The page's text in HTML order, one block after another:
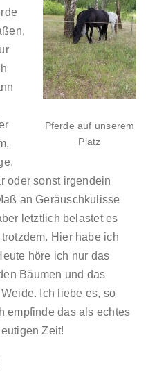
Pferde auf unserem
Platz
oder sonst irgendein
an Geräuschkulisse
letztlich belastet es
Hier habe ich
höre ich nur das
Bäumen und das
Ich liebe es, so
empfinde das als echtes
Zeit!